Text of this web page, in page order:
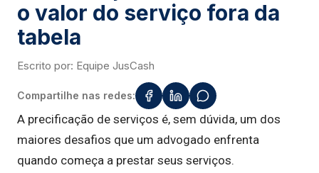
o valor do serviço fora da
tabela
Escrito por: Equipe JusCash
Compartilhe nas redes:
A precificação de serviços é, sem dúvida, um dos
maiores desafios que um advogado enfrenta
quando começa a prestar seus serviços.